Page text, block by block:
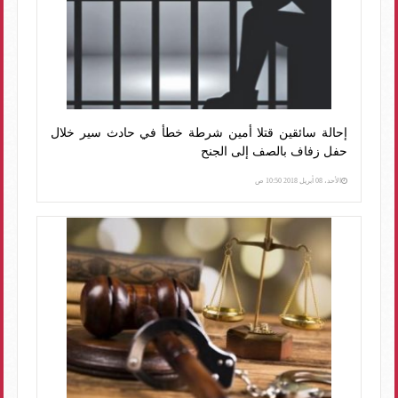
إحالة سائقين قتلا أمين شرطة خطأ في حادث سير خلال
حفل زفاف بالصف إلى الجنح
الأحد، 08 أبريل 2018 10:50 ص